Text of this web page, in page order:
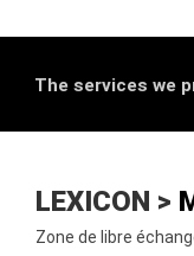
The services we
LEXICON >
Zone de libre